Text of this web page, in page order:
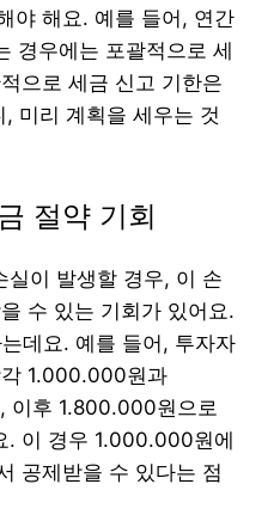
야 해요. 예를 들어, 연간
경우에는 포괄적으로 세
으로 세금 신고 기한은
미리 계획을 세우는 것
절약 기회
실이 발생할 경우, 이 손
수 있는 기회가 있어요.
는데요. 예를 들어, 투자자
1.000.000원과
이후 1.800.000원으로
. 이 경우 1.000.000원에
공제받을 수 있다는 점